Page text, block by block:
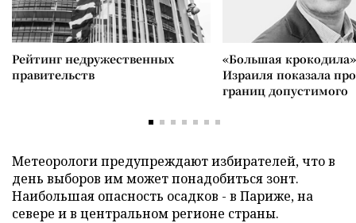
Рейтинг недружественных
правительств
«Большая
Израиля показала
границ допустимого
Метеорологи предупреждают избирателей, что в
день выборов им может понадобиться зонт.
Наибольшая опасность осадков - в Париже, на
севере и в центральном регионе страны.